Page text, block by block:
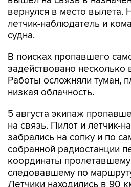
вернулся в место вылета.
летчик-наблюдатель и
судна.
В поисках пропавшего
задействовано
Работы осложняли туман,
низкая облачность.
5 августа экипаж
на связь. Пилот и летчик-
забрались на сопку и по
собранной радиостанции
координаты пролетавшему
следовавшему по